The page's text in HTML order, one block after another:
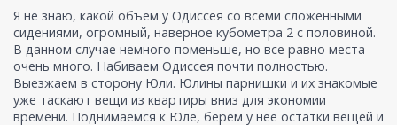
Я не знаю, какой объем у Одиссея со всеми сложенными
сидениями, огромный, наверное кубометра 2 с половиной.
В данном случае немного поменьше, но все равно места
очень много. Набиваем Одиссея почти полностью.
Выезжаем в сторону Юли. Юлины парнишки и их знакомые
уже таскают вещи из квартиры вниз для экономии
времени. Поднимаемся к Юле, берем у нее остатки вещей и